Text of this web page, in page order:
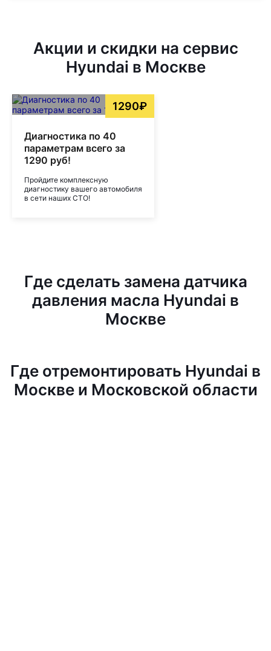
Акции и скидки на сервис
Hyundai в Москве
1290₽
Диагностика по 40
параметрам всего за
1290 руб!
Пройдите комплексную
диагностику вашего автомобиля
в сети наших СТО!
Где сделать замена датчика
давления масла Hyundai в
Москве
Где отремонтировать Hyundai в
Москве и Московской области